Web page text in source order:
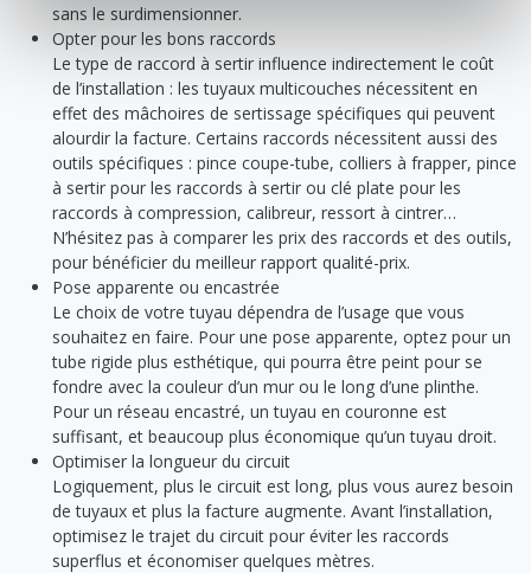
sans le surdimensionner.
Opter pour les bons raccords
Le type de raccord à sertir influence indirectement le coût
de l’installation : les tuyaux multicouches nécessitent en
effet des mâchoires de sertissage spécifiques qui peuvent
alourdir la facture. Certains raccords nécessitent aussi des
outils spécifiques : pince coupe-tube, colliers à frapper, pince
à sertir pour les raccords à sertir ou clé plate pour les
raccords à compression, calibreur, ressort à cintrer…
N’hésitez pas à comparer les prix des raccords et des outils,
pour bénéficier du meilleur rapport qualité-prix.
Pose apparente ou encastrée
Le choix de votre tuyau dépendra de l’usage que vous
souhaitez en faire. Pour une pose apparente, optez pour un
tube rigide plus esthétique, qui pourra être peint pour se
fondre avec la couleur d’un mur ou le long d’une plinthe.
Pour un réseau encastré, un tuyau en couronne est
suffisant, et beaucoup plus économique qu’un tuyau droit.
Optimiser la longueur du circuit
Logiquement, plus le circuit est long, plus vous aurez besoin
de tuyaux et plus la facture augmente. Avant l’installation,
optimisez le trajet du circuit pour éviter les raccords
superflus et économiser quelques mètres.